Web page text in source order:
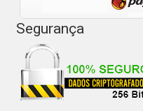
Segurança